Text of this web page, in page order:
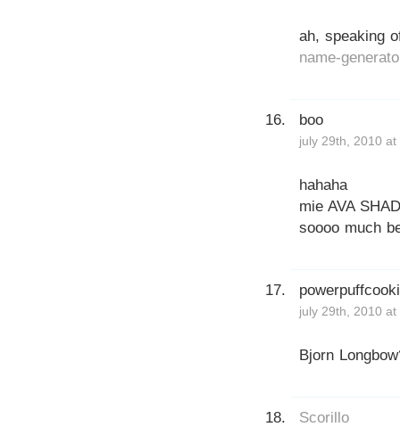
ah, speaking
name-
boo
july 29th, 2010
hahaha
mie AVA
soooo much
july 29th, 2010
Bjorn
Scorillo